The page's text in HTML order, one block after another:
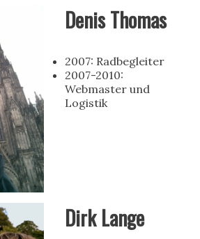
Denis Thomas
2007: Radbegleiter
2007-2010:
Webmaster und
Logistik
Dirk Lange